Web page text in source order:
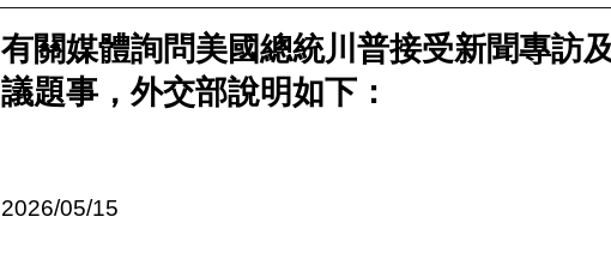
有關媒體詢問美國總統川普接受新聞專訪
議題事，外交部說明如下：
2026/05/15